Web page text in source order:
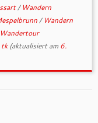
/ Wandern
/ Wandern
Wandertour
tk(aktualisiert am 6.